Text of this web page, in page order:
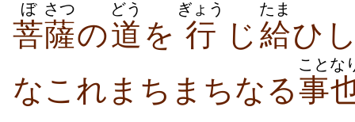
菩
ぼ
薩
さつ
の道
どう
を 行
ぎょう
じ 給
たま
ひ
なこれまちまちなる事
こと な